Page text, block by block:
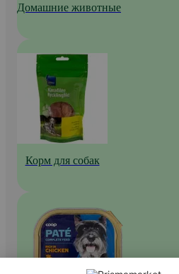
Домашние животные
Корм для собак